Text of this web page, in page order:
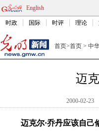
English
时政 国际 时评 理论
首页>首页 > 中
迈
2000-02-23
迈克尔·乔丹应该自己